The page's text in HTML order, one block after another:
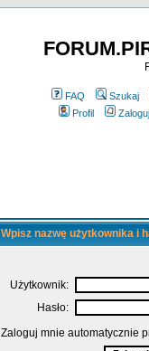
FAQ Szukaj
Profil
Wpisz nazwę użytkownika i
Użytkownik:
Hasło:
Zaloguj mnie automatycznie